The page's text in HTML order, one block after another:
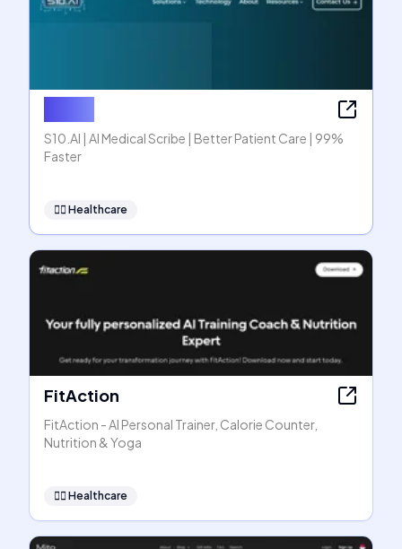
S10.AI | AI Medical Scribe | Better Patient Care | 99%
Faster
👩‍⚕️ Healthcare
FitAction
FitAction - AI Personal Trainer, Calorie Counter,
Nutrition & Yoga
👩‍⚕️ Healthcare